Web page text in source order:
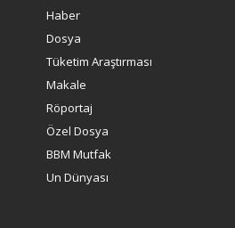
Haber
Dosya
Tüketim Araştırması
Makale
Röportaj
Özel Dosya
BBM Mutfak
Un Dünyası